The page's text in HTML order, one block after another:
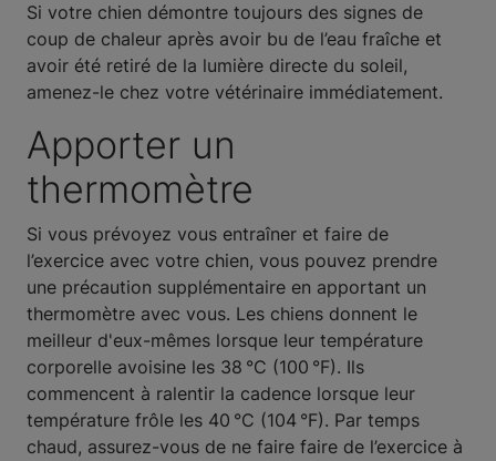
Si votre chien démontre toujours des signes de
coup de chaleur après avoir bu de l’eau fraîche et
avoir été retiré de la lumière directe du soleil,
amenez-le chez votre vétérinaire immédiatement.
Apporter un
thermomètre
Si vous prévoyez vous entraîner et faire de
l’exercice avec votre chien, vous pouvez prendre
une précaution supplémentaire en apportant un
thermomètre avec vous. Les chiens donnent le
meilleur d'eux-mêmes lorsque leur température
corporelle avoisine les 38 °C (100 °F). Ils
commencent à ralentir la cadence lorsque leur
température frôle les 40 °C (104 °F). Par temps
chaud, assurez-vous de ne faire faire de l’exercice à